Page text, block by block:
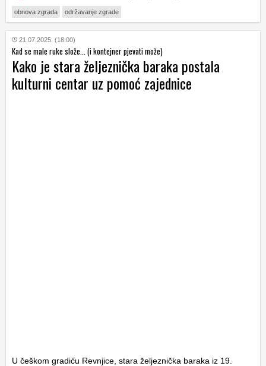
obnova zgrada održavanje zgrade
21.07.2025. (18:00)
Kad se male ruke slože... (i kontejner pjevati može)
Kako je stara željeznička baraka postala
kulturni centar uz pomoć zajednice
U češkom gradiću Revnjice, stara željeznička baraka iz 19.